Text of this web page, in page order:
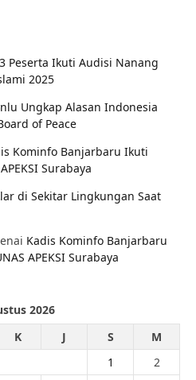
Peserta Ikuti Audisi Nanang
2025
Ungkap Alasan Indonesia
of Peace
Kominfo Banjarbaru Ikuti
Surabaya
di Sekitar Lingkungan Saat
Kadis Kominfo Banjarbaru
APEKSI Surabaya
2026
K J S
M
1
2